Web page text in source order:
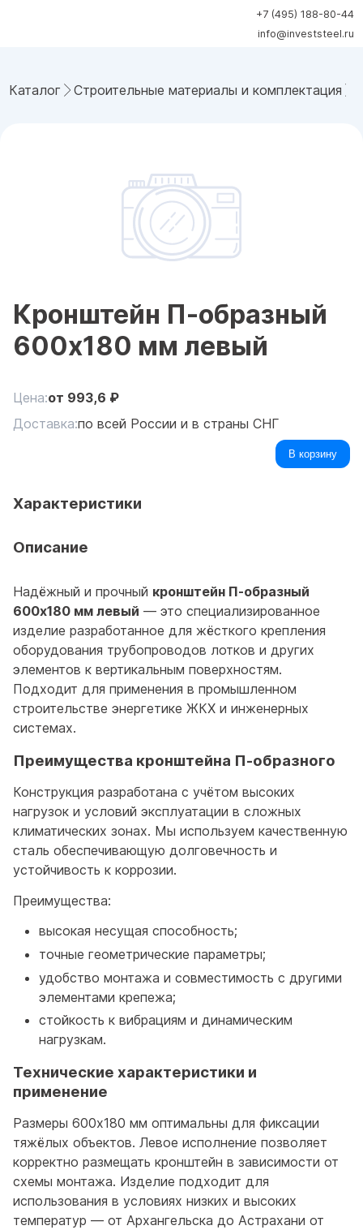
+7 (495) 188-80-44
info@investsteel.ru
Каталог Строительные материалы и комплектация
Кронштейн П-образный
600х180 мм левый
Цена:от 993,6 ₽
Доставка:по всей России и в страны СНГ
В корзину
Характеристики
Описание
Надёжный и прочный кронштейн П-образный
600х180 мм левый — это специализированное
изделие разработанное для жёсткого крепления
оборудования трубопроводов лотков и других
элементов к вертикальным поверхностям.
Подходит для применения в промышленном
строительстве энергетике ЖКХ и инженерных
системах.
Преимущества кронштейна П-образного
Конструкция разработана с учётом высоких
нагрузок и условий эксплуатации в сложных
климатических зонах. Мы используем качественную
сталь обеспечивающую долговечность и
устойчивость к коррозии.
Преимущества:
высокая несущая способность;
точные геометрические параметры;
удобство монтажа и совместимость с другими
элементами крепежа;
стойкость к вибрациям и динамическим
нагрузкам.
Технические характеристики и
применение
Размеры 600х180 мм оптимальны для фиксации
тяжёлых объектов. Левое исполнение позволяет
корректно размещать кронштейн в зависимости от
схемы монтажа. Изделие подходит для
использования в условиях низких и высоких
температур — от Архангельска до Астрахани от